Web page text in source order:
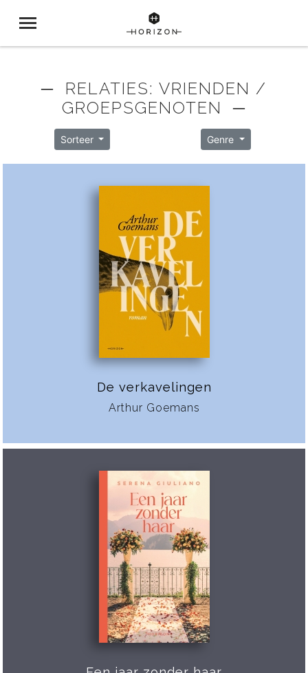
─ RELATIES: VRIENDEN /
GROEPSGENOTEN ─
Sorteer Genre
De verkavelingen
Arthur Goemans